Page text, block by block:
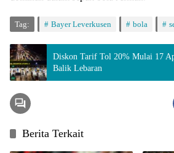
Tag: Bayer Leverkusen bola
Diskon Tarif Tol 20% Mulai 17
Balik Lebaran
Berita Terkait